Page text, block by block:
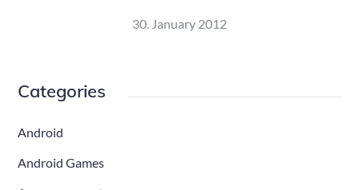
Posted
30. January 2012
Categories
Android
Android Games